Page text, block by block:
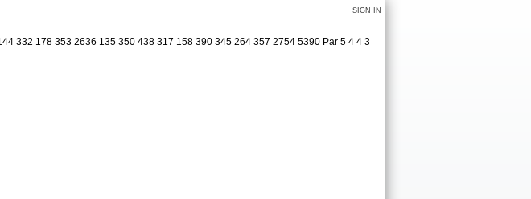
SIGN IN
332 178 353 2636 135 350 438 317 158 390 345 264 357 2754 5390 Par 5 4 4 3